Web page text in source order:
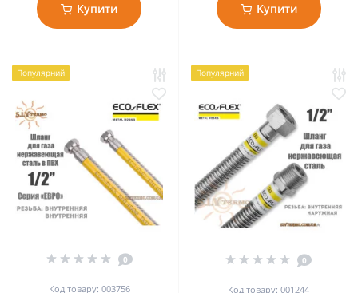
Купити Купити
Популярний
0
Код товару: 003756
Популярний
0
Код товару: 001244